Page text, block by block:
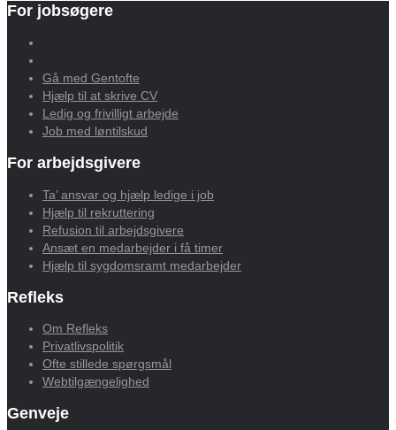
For jobsøgere
Gå med Gentofte
Hjælp til at skrive CV
Ledig og frivilligt arbejde
Job med løntilskud
For arbejdsgivere
Ta’ ansvar og hjælp ledige i job
Hjælp til rekruttering
Refusion til arbejdsgivere
Ansæt en medarbejder i få timer
Hjælp til sygdomsramt medarbejder
Refleks
Om Refleks
Privatlivspolitik
Ofte stillede spørgsmål
Webtilgængelighed
Genveje